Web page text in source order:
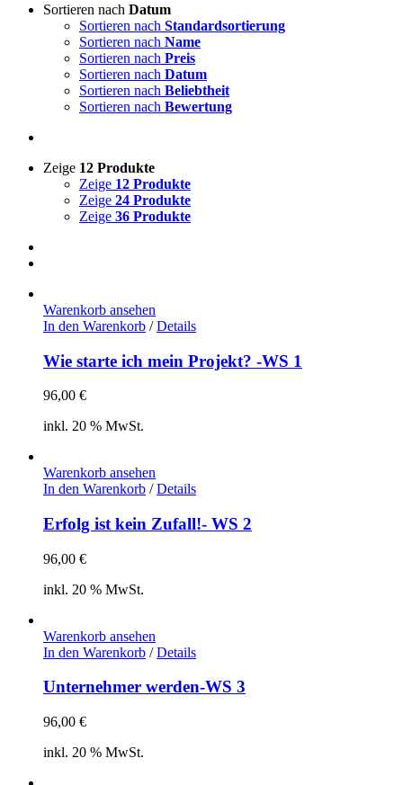
Sortieren nach Datum
Sortieren nach Standardsortierung
Sortieren nach Name
Sortieren nach Preis
Sortieren nach Datum
Sortieren nach Beliebtheit
Sortieren nach Bewertung
Zeige 12 Produkte
Zeige 12 Produkte
Zeige 24 Produkte
Zeige 36 Produkte
Warenkorb ansehen
In den Warenkorb / Details
Wie starte ich mein Projekt? -WS 1
96,00 €
inkl. 20 % MwSt.
Warenkorb ansehen
In den Warenkorb / Details
Erfolg ist kein Zufall!- WS 2
96,00 €
inkl. 20 % MwSt.
Warenkorb ansehen
In den Warenkorb / Details
Unternehmer werden-WS 3
96,00 €
inkl. 20 % MwSt.